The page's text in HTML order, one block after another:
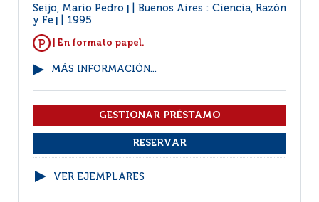
Seijo, Mario Pedro
Buenos Aires : Ciencia, Razón
y Fe
1995
| En formato papel.
MÁS INFORMACIÓN...
VER EJEMPLARES